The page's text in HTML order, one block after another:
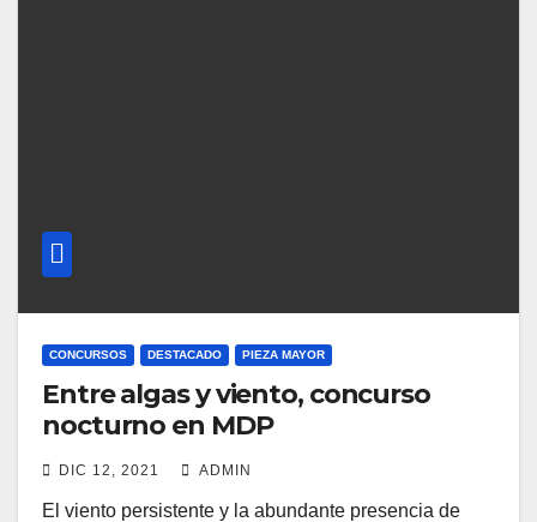
CONCURSOS DESTACADO PIEZA MAYOR
Entre algas y viento, concurso
nocturno en MDP
DIC 12, 2021 ADMIN
El viento persistente y la abundante presencia de